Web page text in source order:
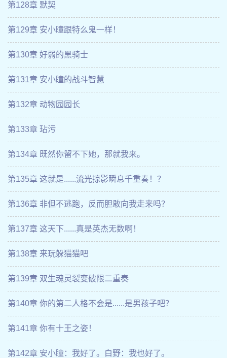
第128章 默契
第129章 安小瞳跟特么鬼一样！
第130章 好弱的黑骑士
第131章 安小瞳的战斗智慧
第132章 动物园园长
第133章 玷污
第134章 既然你留不下她，那就我来。
第135章 这就是......流光掠影瞬息千重奏！？
第136章 非但不逃跑，反而胆敢向我走来吗？
第137章 这天下......真是英杰无数啊！
第138章 来玩躲猫猫吧
第139章 双生魂灵裂变破限二重奏
第140章 你的第二人格不会是......是男孩子吧？
第141章 你有十王之姿！
第142章 安小瞳：我好了。白野：我也好了。